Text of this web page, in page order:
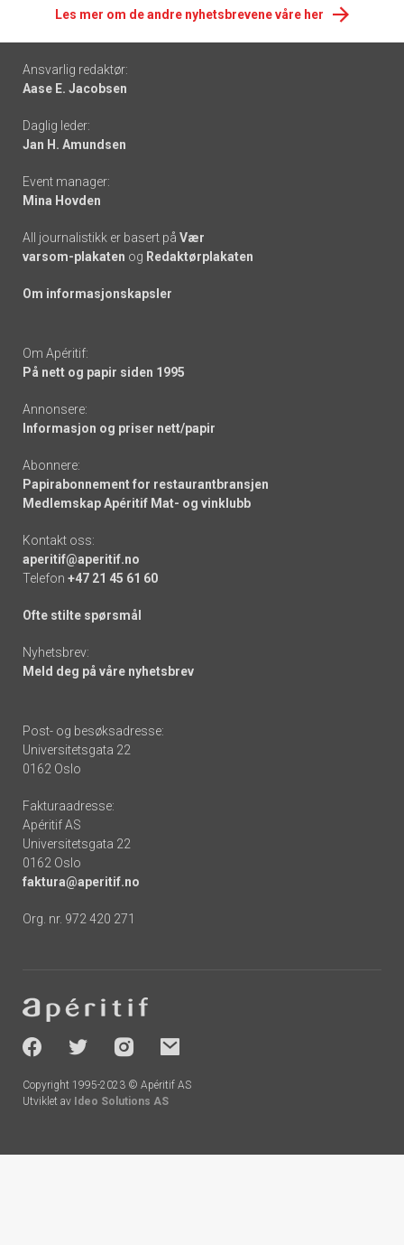
Les mer om de andre nyhetsbrevene våre her
Footer
-
links
Ansvarlig redaktør:
Aase E. Jacobsen
Daglig leder:
Jan H. Amundsen
Event manager:
Mina Hovden
All journalistikk er basert på Vær
varsom-plakaten og Redaktørplakaten
Om informasjonskapsler
Om Apéritif:
På nett og papir siden 1995
Annonsere:
Informasjon og priser nett/papir
Abonnere:
Papirabonnement for restaurantbransjen
Medlemskap Apéritif Mat- og vinklubb
Kontakt oss:
aperitif@aperitif.no
Telefon +47 21 45 61 60
Ofte stilte spørsmål
Nyhetsbrev:
Meld deg på våre nyhetsbrev
Post- og besøksadresse:
Universitetsgata 22
0162 Oslo
Fakturaadresse:
Apéritif AS
Universitetsgata 22
0162 Oslo
faktura@aperitif.no
Org. nr. 972 420 271
-
socials
Copyright 1995-2023 © Apéritif AS
Utviklet av Ideo Solutions AS